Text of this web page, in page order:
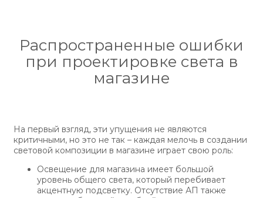
Распространенные ошибки
при проектировке света в
магазине
На первый взгляд, эти упущения не являются
критичными, но это не так – каждая мелочь в создании
световой композиции в магазине играет свою роль:
Освещение для магазина имеет большой
уровень общего света, который перебивает
акцентную подсветку. Отсутствие АП также